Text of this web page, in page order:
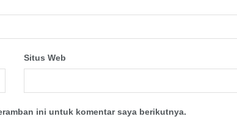
Situs Web
ini untuk komentar saya berikutnya.